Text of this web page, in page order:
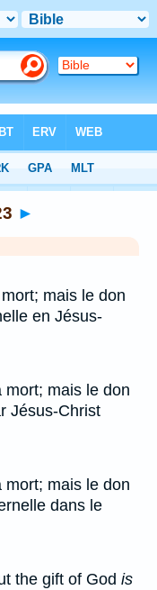
►
mais le don
en Jésus-
mort; mais le don
Jésus-Christ
mort; mais le don
dans le
the gift of God is